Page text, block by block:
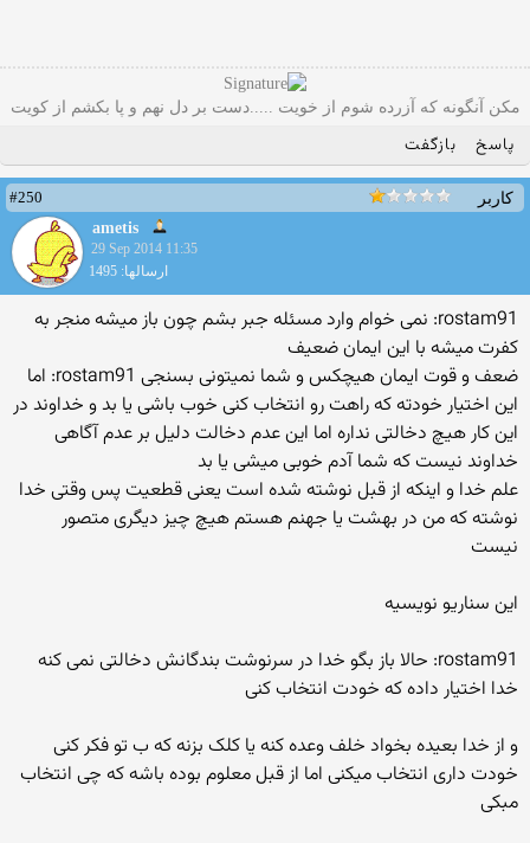
مکن آنگونه که آزرده شوم از خویت .....دست بر دل نهم و پا بکشم از کویت
پاسخ بازگفت
کاربر
#250
ametis
29 Sep 2014 11:35
ارسالها: 1495
rostam91: نمی خوام وارد مسئله جبر بشم چون باز میشه منجر به
کفرت میشه با این ایمان ضعیف
ضعف و قوت ایمان هیچکس و شما نمیتونی بسنجی rostam91: اما
این اختیار خودته که راهت رو انتخاب کنی خوب باشی یا بد و خداوند در
این کار هیچ دخالتی نداره اما این عدم دخالت دلیل بر عدم آگاهی
خداوند نیست که شما آدم خوبی میشی یا بد
علم خدا و اینکه از قبل نوشته شده است یعنی قطعیت پس وقتی خدا
نوشته که من در بهشت یا جهنم هستم هیچ چیز دیگری متصور
نیست
این سناریو نویسیه
rostam91: حالا باز بگو خدا در سرنوشت بندگانش دخالتی نمی کنه
خدا اختیار داده که خودت انتخاب کنی
و از خدا بعیده بخواد خلف وعده کنه یا کلک بزنه که ب تو فکر کنی
خودت داری انتخاب میکنی اما از قبل معلوم بوده باشه که چی انتخاب
مبکی